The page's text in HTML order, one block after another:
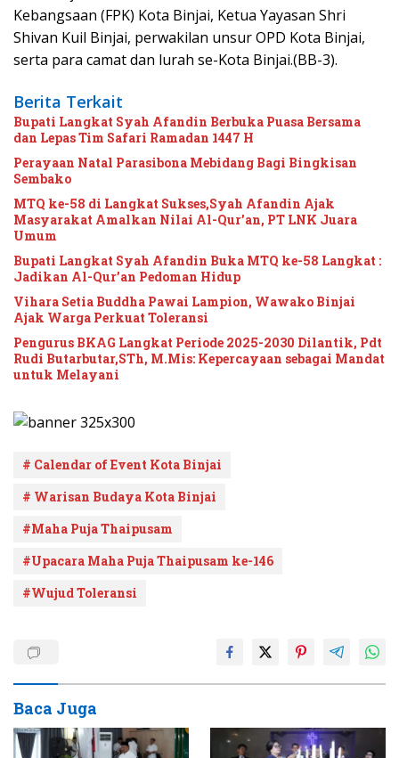
Kebangsaan (FPK) Kota Binjai, Ketua Yayasan Shri
Shivan Kuil Binjai, perwakilan unsur OPD Kota Binjai,
serta para camat dan lurah se-Kota Binjai.(BB-3).
Berita Terkait
Bupati Langkat Syah Afandin Berbuka Puasa Bersama
dan Lepas Tim Safari Ramadan 1447 H
Perayaan Natal Parasibona Mebidang Bagi Bingkisan
Sembako
MTQ ke-58 di Langkat Sukses,Syah Afandin Ajak
Masyarakat Amalkan Nilai Al-Qur’an, PT LNK Juara
Umum
Bupati Langkat Syah Afandin Buka MTQ ke-58 Langkat :
Jadikan Al-Qur’an Pedoman Hidup
Vihara Setia Buddha Pawai Lampion, Wawako Binjai
Ajak Warga Perkuat Toleransi
Pengurus BKAG Langkat Periode 2025-2030 Dilantik, Pdt
Rudi Butarbutar,STh, M.Mis: Kepercayaan sebagai Mandat
untuk Melayani
# Calendar of Event Kota Binjai
# Warisan Budaya Kota Binjai
#Maha Puja Thaipusam
#Upacara Maha Puja Thaipusam ke-146
#Wujud Toleransi
Baca Juga